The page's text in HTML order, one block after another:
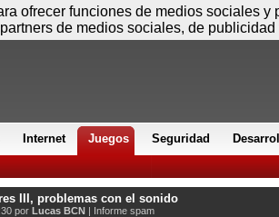
Internet Juegos Seguridad
III, problemas con el sonido
por Lucas BCN | Informe spam
ofrecer funciones de medios sociales
de medios sociales, de